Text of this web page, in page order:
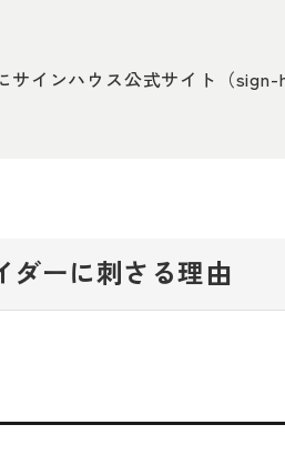
サインハウス公式サイト（
ダーに刺さる理由